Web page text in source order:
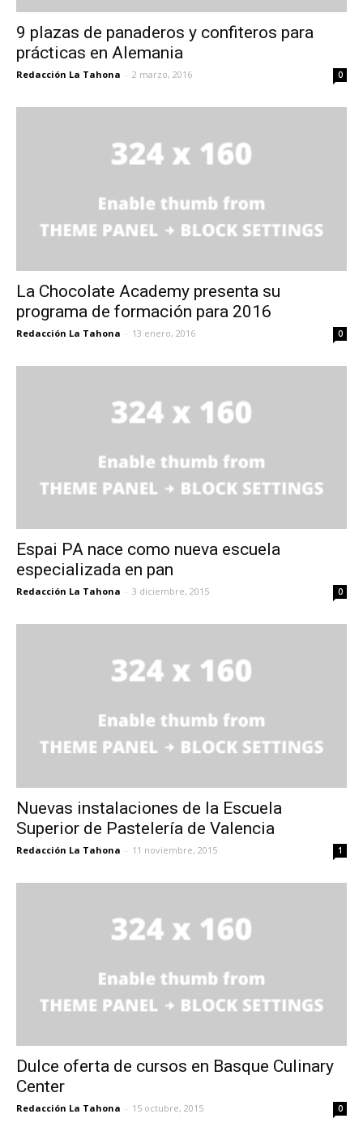
9 plazas de panaderos y confiteros para
prácticas en Alemania
Redacción La Tahona - 2 marzo, 2016 0
La Chocolate Academy presenta su
programa de formación para 2016
Redacción La Tahona - 13 enero, 2016 0
Espai PA nace como nueva escuela
especializada en pan
Redacción La Tahona - 3 diciembre, 2015 0
Nuevas instalaciones de la Escuela
Superior de Pastelería de Valencia
Redacción La Tahona - 11 noviembre, 2015 1
Dulce oferta de cursos en Basque Culinary
Center
Redacción La Tahona - 15 octubre, 2015 0